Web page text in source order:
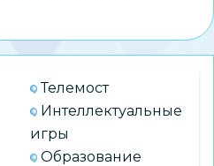
Телемост
Интеллектуальные
игры
Образование